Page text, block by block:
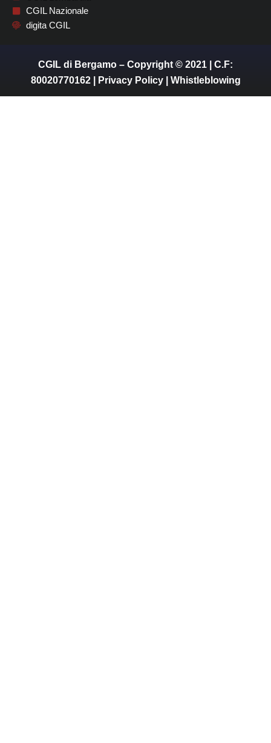
CGIL Nazionale
digita CGIL
CGIL di Bergamo – Copyright © 2021 | C.F:
80020770162 |
Privacy Policy| Whistleblowing